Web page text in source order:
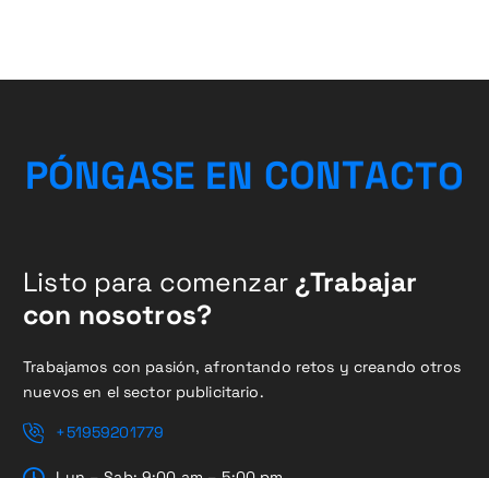
PÓNGASE EN CONTACTO
Listo para comenzar¿Trabajar
con nosotros?
Trabajamos con pasión, afrontando retos y creando otros
nuevos en el sector publicitario.
+51959201779